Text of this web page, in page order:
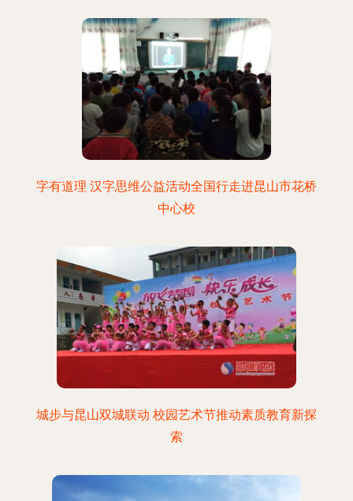
字有道理 汉字思维公益活动全国行走进昆山市花桥
中心校
城步与昆山双城联动 校园艺术节推动素质教育新探
索